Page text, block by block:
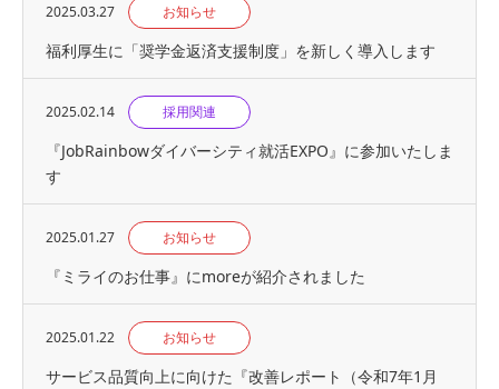
2025.03.27 お知らせ
福利厚生に「奨学金返済支援制度」を新しく導入します
2025.02.14 採用関連
『JobRainbowダイバーシティ就活EXPO』に参加いたしま
す
2025.01.27 お知らせ
『ミライのお仕事』にmoreが紹介されました
2025.01.22 お知らせ
サービス品質向上に向けた『改善レポート（令和7年1月